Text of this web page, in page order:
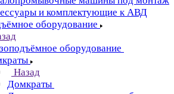
и комплектующие к АВД
оборудование
оборудование
Назад
Домкраты